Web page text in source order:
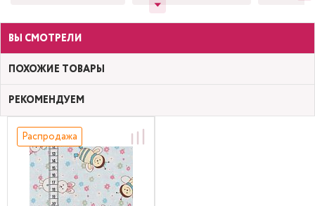
ВЫ СМОТРЕЛИ
ПОХОЖИЕ ТОВАРЫ
РЕКОМЕНДУЕМ
Распродажа